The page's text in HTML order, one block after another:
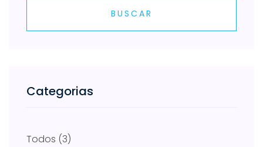
BUSCAR
Categorias
Todos (3)